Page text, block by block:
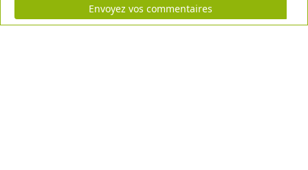
Envoyez vos commentaires